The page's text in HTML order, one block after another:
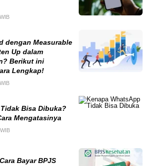
dengan Measurable
Up dalam
Berikut ini
Lengkap!
Bisa Dibuka?
Mengatasinya
Bayar BPJS